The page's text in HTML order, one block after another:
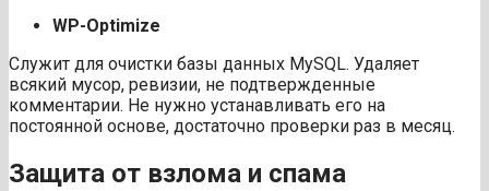
WP-Optimize
Служит для очистки базы данных MySQL. Удаляет
всякий мусор, ревизии, не подтвержденные
комментарии. Не нужно устанавливать его на
постоянной основе, достаточно проверки раз в месяц.
Защита от взлома и спама